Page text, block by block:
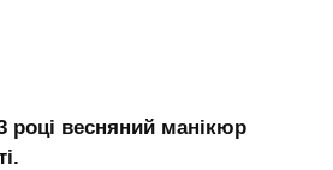
році весняний манікюр